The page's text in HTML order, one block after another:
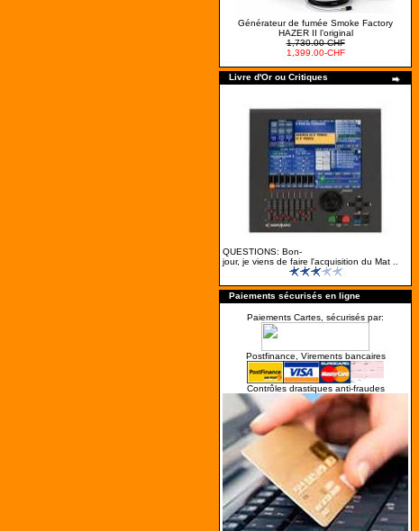
Générateur de fumée Smoke Factory
HAZER II l’original
1,730.00-CHF
1,399.00-CHF
Livre d'Or ou Critiques
QUESTIONS: Bon-
jour, je viens de faire l'acquisition du Mat ..
Paiements sécurisés en ligne
Paiements Cartes, sécurisés par:
Postfinance, Virements bancaires
Contrôles drastiques anti-fraudes